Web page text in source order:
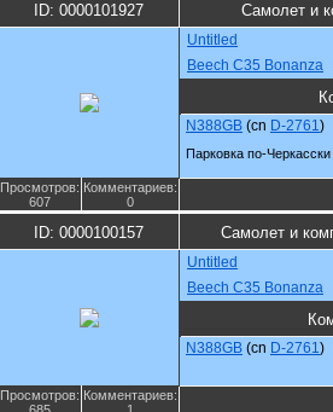
ID: 0000101927 Самолет и
Untitled
Beech C35 Bonanza
N388GB (cn D-2761)
Парковка по-Черкасски
Просмотров:
607
Комментариев:
0
ID: 0000100157 Самолет и
Untitled
Beech C35 Bonanza
N388GB (cn D-2761)
Просмотров: Комментариев: